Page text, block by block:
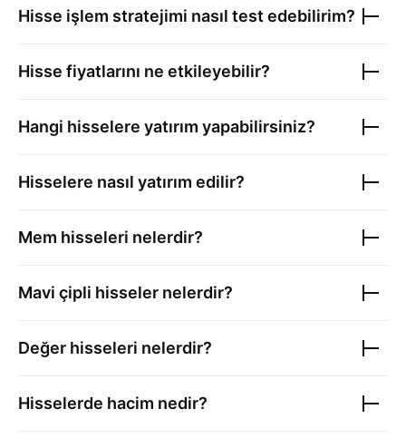
Hisse işlem stratejimi nasıl test edebilirim?
Hisse fiyatlarını ne etkileyebilir?
Hangi hisselere yatırım yapabilirsiniz?
Hisselere nasıl yatırım edilir?
Mem hisseleri nelerdir?
Mavi çipli hisseler nelerdir?
Değer hisseleri nelerdir?
Hisselerde hacim nedir?